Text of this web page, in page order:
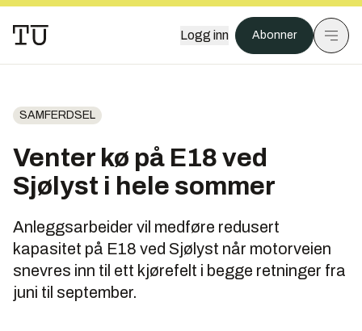
Logg inn Abonner
SAMFERDSEL
Venter kø på E18 ved
Sjølyst i hele sommer
Anleggsarbeider vil medføre redusert
kapasitet på E18 ved Sjølyst når motorveien
snevres inn til ett kjørefelt i begge retninger fra
juni til september.